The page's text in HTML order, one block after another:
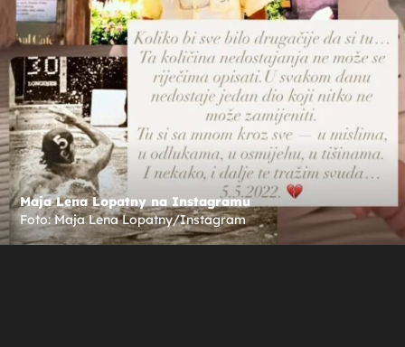
Maja Lena Lopatny na Instagramu
Foto: Maja Lena Lopatny/Instagram